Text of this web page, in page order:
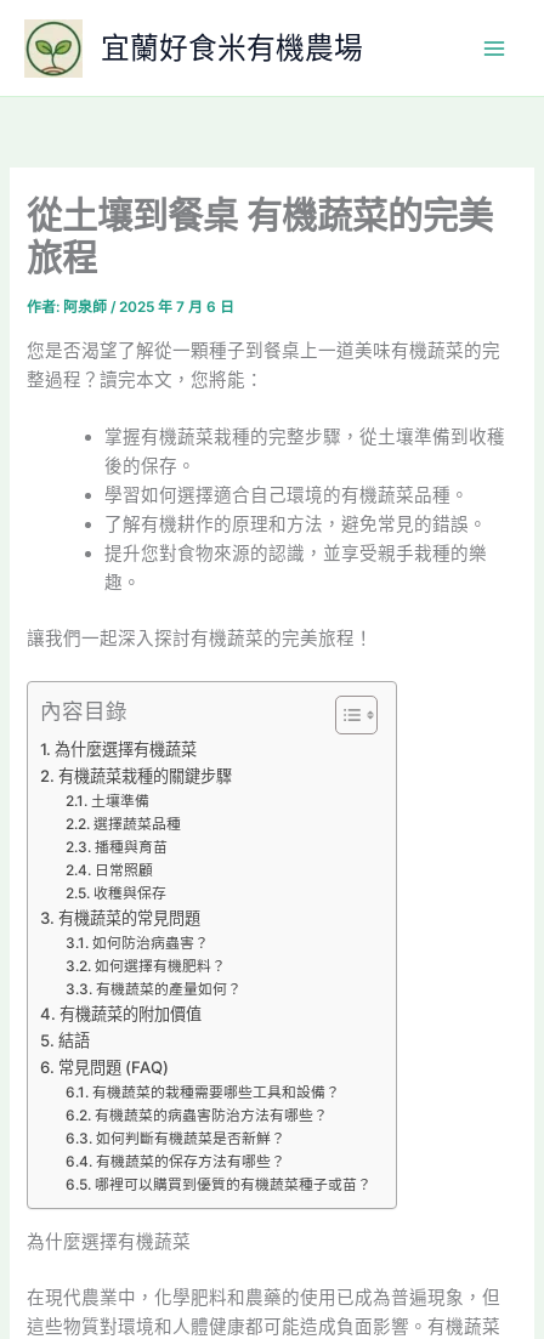
要
宜蘭好食米有機農場
從土壤到餐桌 有機蔬菜的完美
旅程
作者: 阿泉師/2025 年 7 月 6 日
您是否渴望了解從一顆種子到餐桌上一道美味有機蔬菜的完
整過程？讀完本文，您將能：
掌握有機蔬菜栽種的完整步驟，從土壤準備到收穫
後的保存。
學習如何選擇適合自己環境的有機蔬菜品種。
了解有機耕作的原理和方法，避免常見的錯誤。
提升您對食物來源的認識，並享受親手栽種的樂
趣。
讓我們一起深入探討有機蔬菜的完美旅程！
內容目錄
為什麼選擇有機蔬菜
有機蔬菜栽種的關鍵步驟
土壤準備
選擇蔬菜品種
播種與育苗
日常照顧
收穫與保存
有機蔬菜的常見問題
如何防治病蟲害？
如何選擇有機肥料？
有機蔬菜的產量如何？
有機蔬菜的附加價值
結語
常見問題 (FAQ)
有機蔬菜的栽種需要哪些工具和設備？
有機蔬菜的病蟲害防治方法有哪些？
如何判斷有機蔬菜是否新鮮？
有機蔬菜的保存方法有哪些？
哪裡可以購買到優質的有機蔬菜種子或苗？
為什麼選擇有機蔬菜
在現代農業中，化學肥料和農藥的使用已成為普遍現象，但
這些物質對環境和人體健康都可能造成負面影響。有機蔬菜